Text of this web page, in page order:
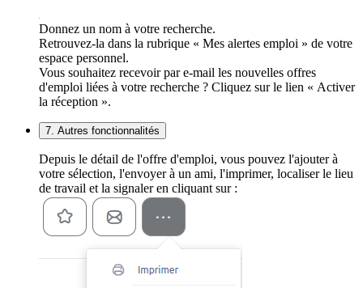
Donnez un nom à votre recherche.
Retrouvez-la dans la rubrique « Mes alertes emploi » de votre
espace personnel.
Vous souhaitez recevoir par e-mail les nouvelles offres
d'emploi liées à votre recherche ? Cliquez sur le lien « Activer
la réception ».
7. Autres fonctionnalités
Depuis le détail de l'offre d'emploi, vous pouvez l'ajouter à
votre sélection, l'envoyer à un ami, l'imprimer, localiser le lieu
de travail et la signaler en cliquant sur :